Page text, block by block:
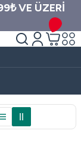
VE ÜZERİ